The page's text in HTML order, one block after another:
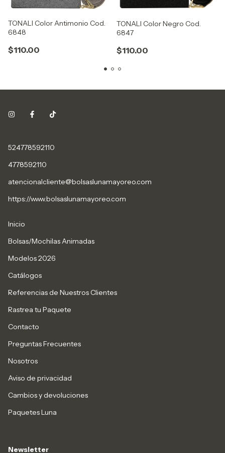
TONALI Color Antimonio Cod.
6848
$110.00
TONALI Color Negro Cod.
6847
$110.00
524778592110
4778592110
atencionalcliente@bolsaslunamayoreo.com
https://www.bolsaslunamayoreo.com
Inicio
Bolsas/Mochilas Animadas
Modelos 2026
Catálogos
Referencias de Nuestros Clientes
Rastrea tu Paquete
Contacto
Preguntas Frecuentes
Nosotros
Aviso de privacidad
Cambios y devoluciones
Paquetes Luna
Newsletter